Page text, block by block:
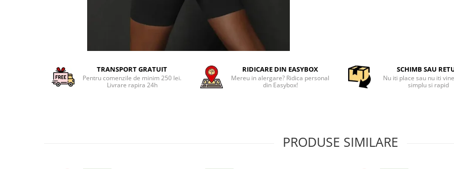
TRANSPORT GRATUIT
Pentru comenzile de minim 250 lei.
Livrare rapira 24h
RIDICARE DIN EASYBOX
Mereu in alergare? Ridica personal
din Easybox!
SCHIMB SAU
Nu iti place sau nu iti
simplu si rapid
PRODUSE SIMILARE